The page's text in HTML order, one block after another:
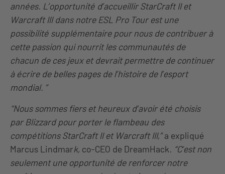
années. L’opportunité d’accueillir StarCraft II et
Warcraft III dans notre ESL Pro Tour est une
possibilité supplémentaire pour nous de contribuer à
cette passion qui nourrit les communautés de
chacun de ces jeux et devrait permettre de continuer
à écrire de belles pages de l’histoire de l’esport
mondial. ”
“Nous sommes fiers et heureux d’avoir été choisis
par Blizzard pour porter le flambeau des
compétitions StarCraft II et Warcraft III,”a expliqué
Marcus Lindmark, co-CEO de DreamHack. “C’est non
seulement une opportunité de renforcer notre